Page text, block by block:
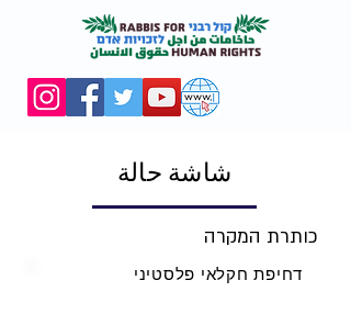
شاشة حالة
כותרת המקרה
דחיפת חקלאי פלסטיני